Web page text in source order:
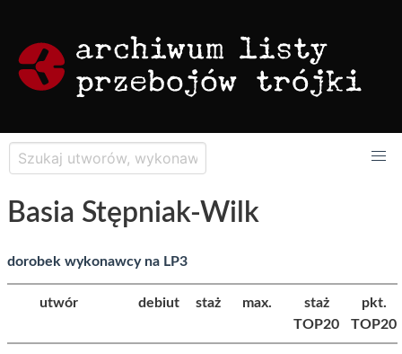
Basia Stępniak-Wilk
dorobek wykonawcy na LP3
utwór debiut staż max.
staż
TOP20
pkt.
TOP20